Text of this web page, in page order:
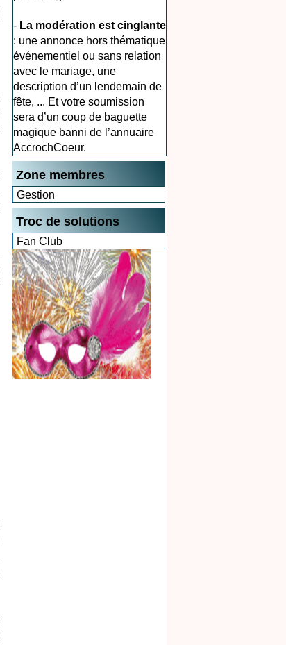
- La modération est cinglante
: une annonce hors thématique
événementiel ou sans relation
avec le mariage, une
description d’un lendemain de
fête, ... Et votre soumission
sera d’un coup de baguette
magique banni de l’annuaire
AccrochCoeur.
Zone membres
Gestion
Troc de solutions
Fan Club